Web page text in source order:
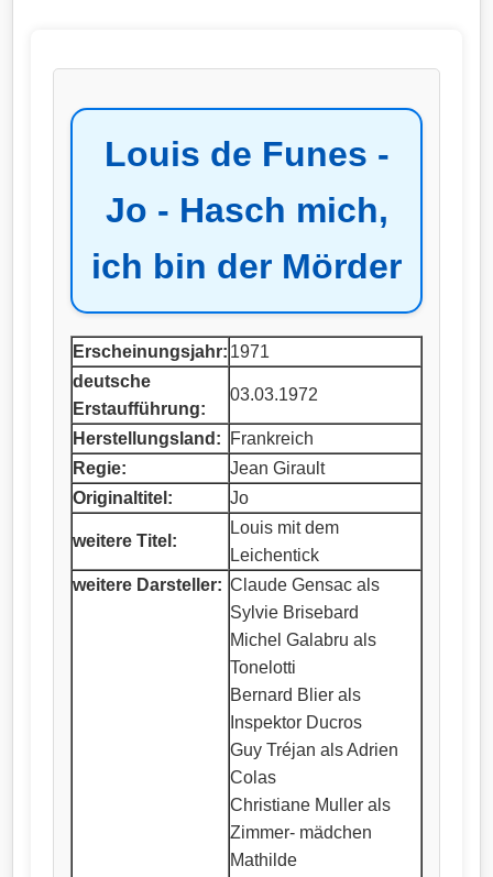
Louis de Funes -
Jo - Hasch mich,
ich bin der Mörder
Erscheinungsjahr: 1971
deutsche
Erstaufführung:
03.03.1972
Herstellungsland:
Frankreich
Regie:
Jean Girault
Originaltitel:
Jo
weitere Titel:
Louis mit dem
Leichentick
weitere Darsteller: Claude Gensac als
Sylvie Brisebard
Michel Galabru als
Tonelotti
Bernard Blier als
Inspektor Ducros
Guy Tréjan als Adrien
Colas
Christiane Muller als
Zimmer- mädchen
Mathilde